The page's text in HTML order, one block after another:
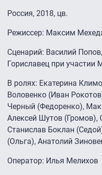
Россия, 2018, цв.
Режиссер: Максим
Сценарий: Василий
Гориславец при
В ролях: Екатерина
Воловенко (Иван
Черный (Федоренко),
Алексей Шутов (Громов),
Станислав Боклан
(Ольга), Анатолий
Оператор: Илья Мелихов